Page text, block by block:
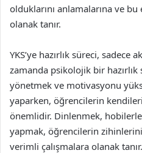
olduklarını anlamalarına ve
olanak tanır.
YKS’ye hazırlık süreci, sadece
zamanda psikolojik bir hazırlık
yönetmek ve motivasyonu
yaparken, öğrencilerin
önemlidir. Dinlenmek,
yapmak, öğrencilerin
verimli çalışmalara olanak